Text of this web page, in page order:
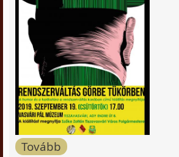
Tovább